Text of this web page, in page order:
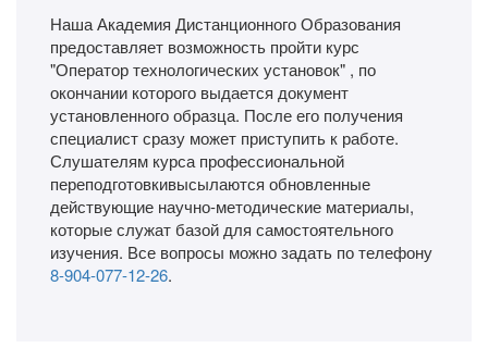
Наша Академия Дистанционного Образования
предоставляет возможность пройти курс
"Оператор технологических установок" , по
окончании которого выдается документ
установленного образца. После его получения
специалист сразу может приступить к работе.
Слушателям курса профессиональной
переподготовкивысылаются обновленные
действующие научно-методические материалы,
которые служат базой для самостоятельного
изучения. Все вопросы можно задать по телефону
8-904-077-12-26.